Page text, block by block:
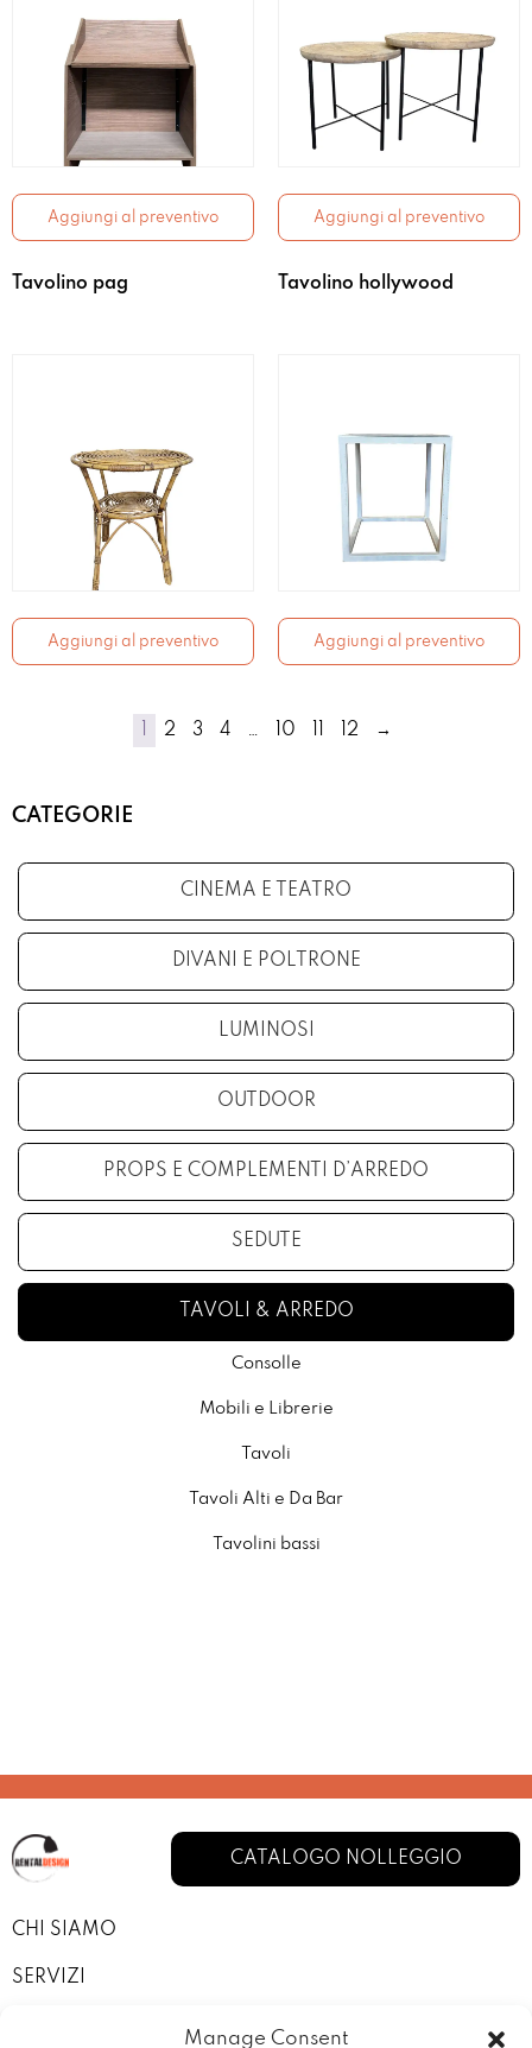
Manage Consent
Aggiungi al preventivo Aggiungi al preventivo
Tavolino pag
Aggiungi al preventivo
Tavolino hollywood
Aggiungi al preventivo
1 2 3 4 … 10 11 12 →
CATEGORIE
CINEMA E TEATRO
DIVANI E POLTRONE
LUMINOSI
OUTDOOR
PROPS E COMPLEMENTI D’ARREDO
SEDUTE
TAVOLI & ARREDO
Consolle
Mobili e Librerie
Tavoli
Tavoli Alti e Da Bar
Tavolini bassi
CATALOGO NOLLEGGIO
CHI SIAMO
SERVIZI
I NOSTRI ALLESTIMENTI